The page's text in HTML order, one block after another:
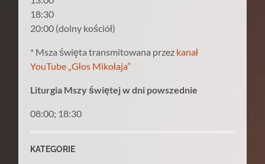
18:30
20:00 (dolny kościół)
* Msza święta transmitowana przez kanał
YouTube „Głos Mikołaja”
Liturgia Mszy świętej w dni powszednie
08:00; 18:30
KATEGORIE